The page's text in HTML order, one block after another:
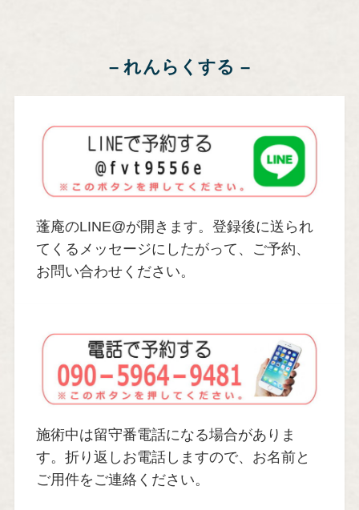
– れんらくする –
蓬庵のLINE@が開きます。登録後に送られ
てくるメッセージにしたがって、ご予約、
お問い合わせください。
施術中は留守番電話になる場合がありま
す。折り返しお電話しますので、お名前と
ご用件をご連絡ください。